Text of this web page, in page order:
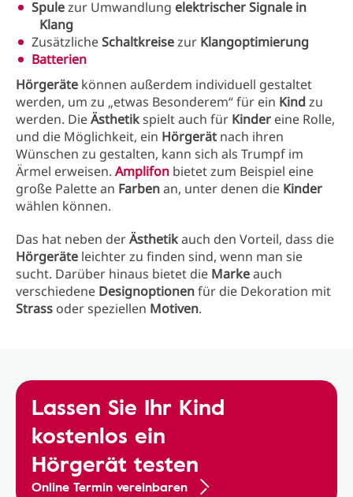
Spulezur Umwandlung elektrischer Signale in
Klang
ZusätzlicheSchaltkreisezur Klangoptimierung
Batterien
Hörgeräte können außerdem individuell gestaltet
werden, um zu „etwas Besonderem“ für ein Kindzu
werden. DieÄsthetikspielt auch für Kinder eine Rolle,
und die Möglichkeit, ein Hörgerät nach ihren
Wünschen zu gestalten, kann sich als Trumpf im
Ärmel erweisen. Amplifon bietet zum Beispiel eine
große Palette an Farbenan, unter denen die Kinder
wählen können.
Das hat neben derÄsthetikauch den Vorteil, dass die
Hörgeräte leichter zu finden sind, wenn man sie
sucht. Darüber hinaus bietet die Markeauch
verschiedene Designoptionenfür die Dekoration mit
Strass oder speziellen Motiven.
Lassen Sie Ihr Kind
kostenlos ein
Hörgerät testen
Online Termin vereinbaren